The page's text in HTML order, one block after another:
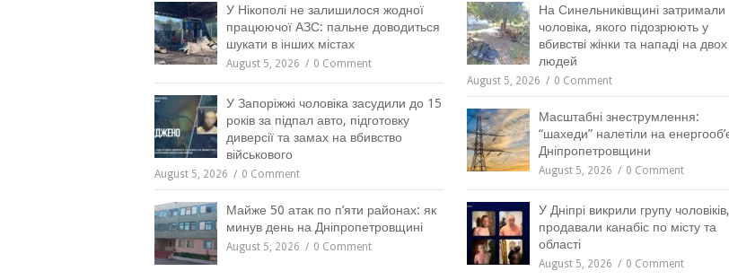
У Нікополі не залишилося жодної
працюючої АЗС: пальне доводиться
шукати в інших містах
August 5, 2026 0 Comment
На Синельниківщині затримали
чоловіка, якого підозрюють у
вбивстві жінки та нападі на двох
людей
August 5, 2026 0 Comment
У Запоріжжі чоловіка засудили до 15
років за підпал авто, підготовку
диверсії та замах на вбивство
військового
August 5, 2026 0 Comment
Масштабні знеструмлення:
“шахеди” налетіли на
Дніпропетровщини
August 5, 2026 0 Comment
Майже 50 атак по п’яти районах: як
минув день на Дніпропетровщині
August 5, 2026 0 Comment
У Дніпрі викрили групу
продавали канабіс по місту та
області
August 5, 2026 0 Comment